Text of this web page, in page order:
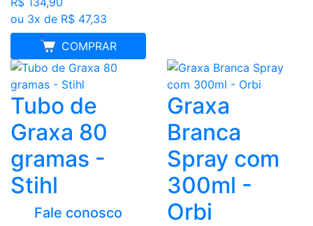
ou 3x de R$ 47,33
COMPRAR
MELHOR PREÇO
Tubo de
Graxa 80
gramas -
Stihl
Fale conosco
Graxa
Branca
Spray com
300ml -
Orbi